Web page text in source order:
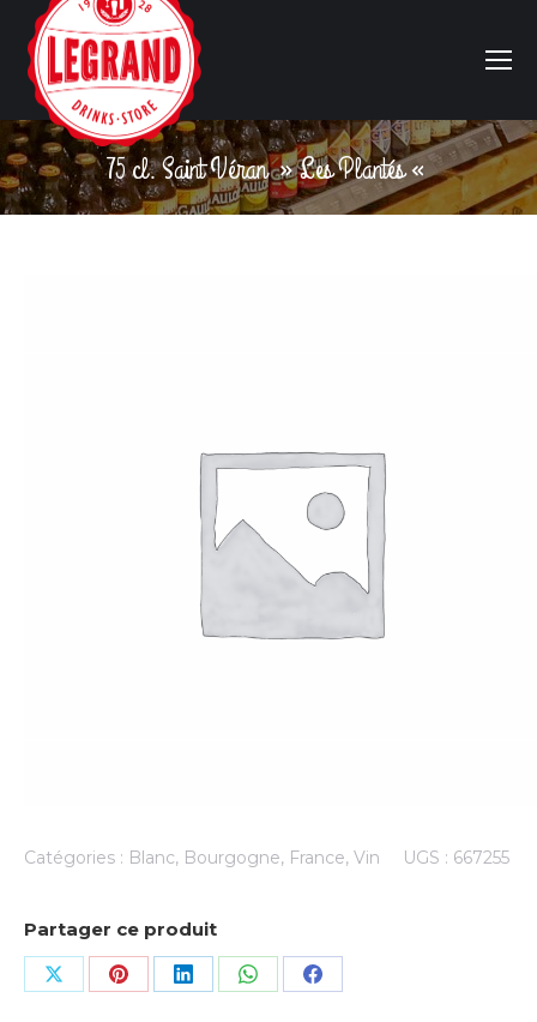
75 cl. Saint Véran » Les Plantés «
Vous êtes ici :
Catégories : Blanc, Bourgogne, France, Vin UGS : 667255
Partager ce produit
Share Share Share Share Share